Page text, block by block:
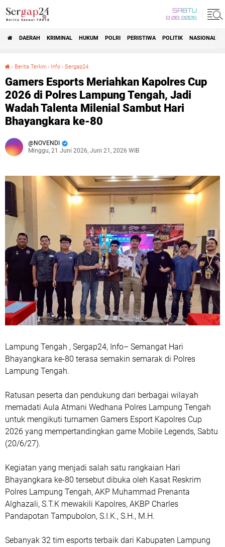
SABTU
8 08 2026
DAERAH KRIMINAL HUKUM POLRI PERISTIWA POLITIK NASIONAL
› Berita Terkini › Info › Sergap24
Gamers Esports Meriahkan Kapolres Cup
2026 di Polres Lampung Tengah, Jadi
Wadah Talenta Milenial Sambut Hari
Bhayangkara ke-80
NOVENDI
Minggu, 21 Juni 2026, Juni 21, 2026 WIB
Lampung Tengah , Sergap24, Info– Semangat Hari
Bhayangkara ke-80 terasa semakin semarak di Polres
Lampung Tengah.
Ratusan peserta dan pendukung dari berbagai wilayah
memadati Aula Atmani Wedhana Polres Lampung Tengah
untuk mengikuti turnamen Gamers Esport Kapolres Cup
2026 yang mempertandingkan game Mobile Legends, Sabtu
(20/6/27).
Kegiatan yang menjadi salah satu rangkaian Hari
Bhayangkara ke-80 tersebut dibuka oleh Kasat Reskrim
Polres Lampung Tengah, AKP Muhammad Prenanta
Alghazali, S.T.K mewakili Kapolres, AKBP Charles
Pandapotan Tampubolon, S.I.K., S.H., M.H.
Sebanyak 32 tim esports terbaik dari Kabupaten Lampung